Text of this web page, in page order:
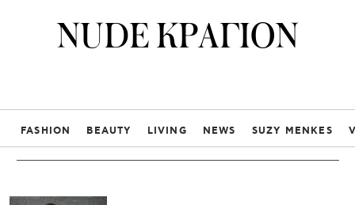
NUDE ΚΡΑΓΙΟΝ
FASHION BEAUTY LIVING NEWS SUZY MENKES